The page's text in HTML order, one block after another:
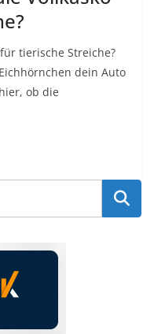
tierische Streiche?
dein Auto
ob die